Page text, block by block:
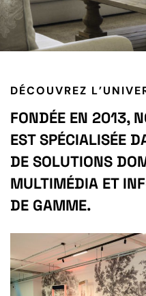
DÉCOUVREZ
FONDÉE EN 2013,
EST SPÉCIALISÉE
DE SOLUTIONS
MULTIMÉDIA ET
DE GAMME.